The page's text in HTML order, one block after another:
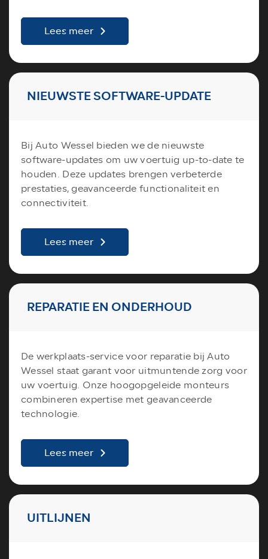
Lees meer
NIEUWSTE SOFTWARE-UPDATE
Bij Auto Wessel bieden we de nieuwste
software-updates om uw voertuig up-to-date te
houden. Deze updates brengen verbeterde
prestaties, geavanceerde functionaliteit en
connectiviteit.
Lees meer
REPARATIE EN ONDERHOUD
De werkplaats-service voor reparatie bij Auto
Wessel staat garant voor uitmuntende zorg voor
uw voertuig. Onze hoogopgeleide monteurs
combineren expertise met geavanceerde
technologie.
Lees meer
UITLIJNEN